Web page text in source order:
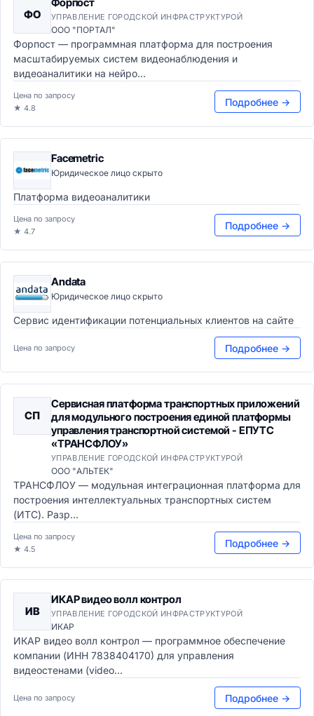
ФО УПРАВЛЕНИЕ ГОРОДСКОЙ ИНФРАСТРУКТУРОЙ
ООО "ПОРТАЛ"
Форпост — программная платформа для построения
масштабируемых систем видеонаблюдения и
видеоаналитики на нейро...
Цена по запросу
★ 4.8
Подробнее →
Facemetric
Юридическое лицо скрыто
Платформа видеоаналитики
Цена по запросу
★ 4.7
Подробнее →
Andata
Юридическое лицо скрыто
Сервис идентификации потенциальных клиентов на сайте
Цена по запросу Подробнее →
СП
Сервисная платформа транспортных приложений
для модульного построения единой платформы
управления транспортной системой - ЕПУТС
«ТРАНСФЛОУ»
УПРАВЛЕНИЕ ГОРОДСКОЙ ИНФРАСТРУКТУРОЙ
ООО "АЛЬТЕК"
ТРАНСФЛОУ — модульная интеграционная платформа для
построения интеллектуальных транспортных систем
(ИТС). Разр...
Цена по запросу
★ 4.5
Подробнее →
ИВ
ИКАР видео волл контрол
УПРАВЛЕНИЕ ГОРОДСКОЙ ИНФРАСТРУКТУРОЙ
ИКАР
ИКАР видео волл контрол — программное обеспечение
компании (ИНН 7838404170) для управления
видеостенами (video...
Цена по запросу Подробнее →